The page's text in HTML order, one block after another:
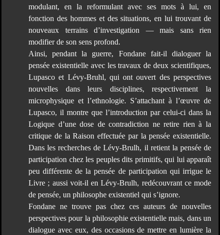
modulant, en la reformulant avec ses mots à lui, en
fonction des hommes et des situations, en lui trouvant de
nouveaux terrains d’investigation — mais sans rien
modifier de son sens profond.
Ainsi, pendant la guerre, Fondane fait-il dialoguer la
pensée existentielle avec les travaux de deux scientifiques,
Lupasco et Lévy-Bruhl, qui ont ouvert des perspectives
nouvelles dans leurs disciplines, respectivement la
microphysique et l’ethnologie. S’attachant à l’œuvre de
Lupasco, il montre que l’introduction par celui-ci dans la
Logique d’une dose de contradiction ne retire rien à la
critique de la Raison effectuée par la pensée existentielle.
Dans les recherches de Lévy-Brulh, il retient la pensée de
participation chez les peuples dits primitifs, qui lui apparaît
peu différente de la pensée de participation qui irrigue le
Livre ; aussi voit-il en Lévy-Brulh, redécouvrant ce mode
de pensée, un philosophe existentiel qui s’ignore.
Fondane ne trouve pas chez ces auteurs de nouvelles
perspectives pour la philosophie existentielle mais, dans un
dialogue avec eux, des occasions de mettre en lumière la